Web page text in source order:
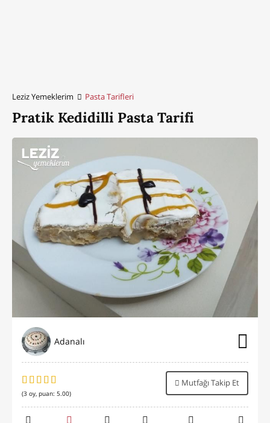
Leziz Yemeklerim Pasta Tarifleri
Pratik Kedidilli Pasta Tarifi
Adanalı
(3 oy, puan: 5.00)
Mutfağı Takip Et